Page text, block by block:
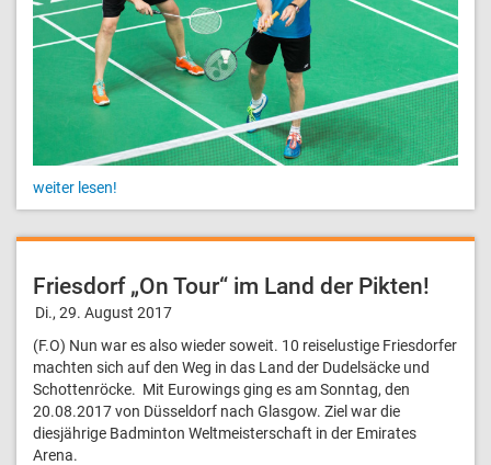
weiter lesen!
Friesdorf „On Tour“ im Land der Pikten!
Di., 29. August 2017
(F.O) Nun war es also wieder soweit. 10 reiselustige Friesdorfer
machten sich auf den Weg in das Land der Dudelsäcke und
Schottenröcke. Mit Eurowings ging es am Sonntag, den
20.08.2017 von Düsseldorf nach Glasgow. Ziel war die
diesjährige Badminton Weltmeisterschaft in der Emirates
Arena.